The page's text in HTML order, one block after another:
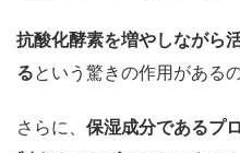
抗酸化酵素を増やしながら
るという驚きの作用がある
さらに、 保湿成分であるプ